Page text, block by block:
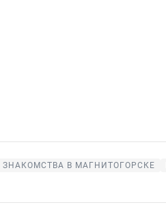
ЗНАКОМСТВА В МАГНИТОГОРСКЕ